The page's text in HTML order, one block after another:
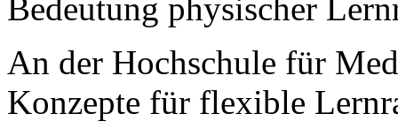
Bedeutung physischer
An der Hochschule für
Konzepte für flexible